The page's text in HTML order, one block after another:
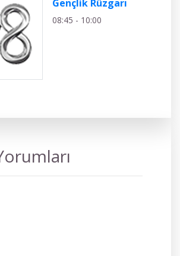
Gençlik Rüzgarı
08:45 - 10:00